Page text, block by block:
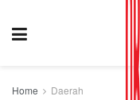
Home Daerah